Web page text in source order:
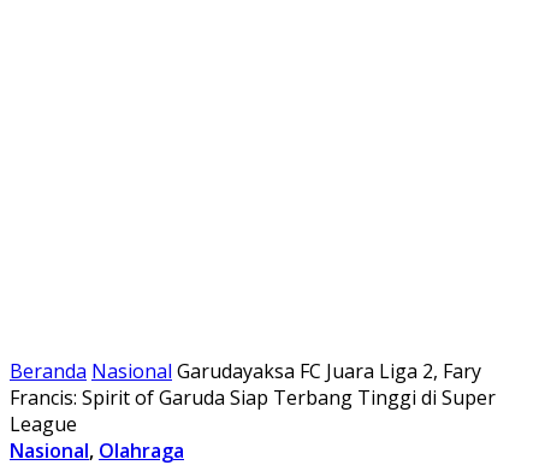
Beranda Nasional Garudayaksa FC Juara Liga 2, Fary
Francis: Spirit of Garuda Siap Terbang Tinggi di Super
League
Nasional, Olahraga